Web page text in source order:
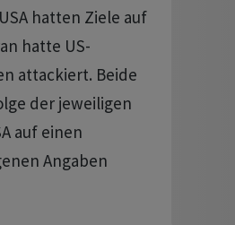
hatten Ziele auf
hatte US-
attackiert. Beide
der jeweiligen
auf einen
Angaben